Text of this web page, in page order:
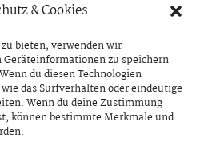
& Cookies
bieten, verwenden wir
Geräteinformationen zu speichern
du diesen Technologien
das Surfverhalten oder eindeutige
Wenn du deine Zustimmung
können bestimmte Merkmale und
kommt aus
ERHIELT
ARBEITS- UND
ASTRID MAIR